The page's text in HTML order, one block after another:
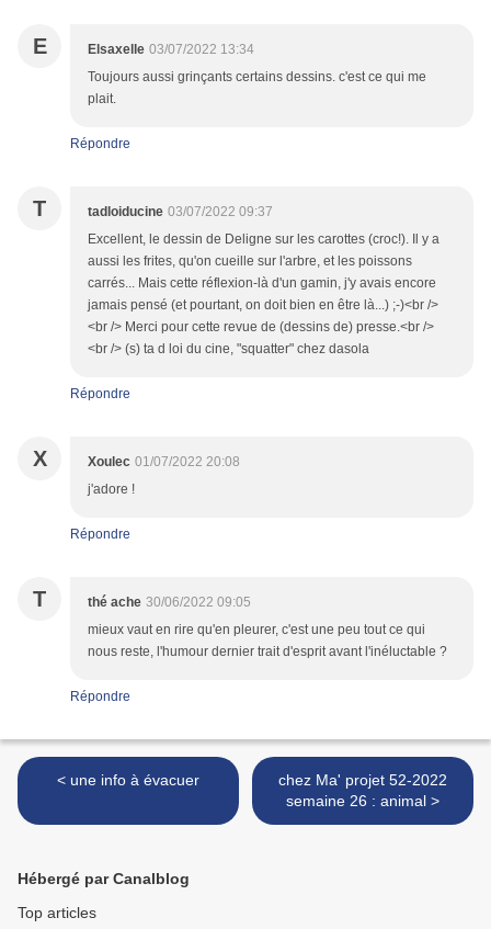
E Elsaxelle 03/07/2022 13:34
Toujours aussi grinçants certains dessins. c'est ce qui me
plait.
Répondre
T tadloiducine 03/07/2022 09:37
Excellent, le dessin de Deligne sur les carottes (croc!). Il y a
aussi les frites, qu'on cueille sur l'arbre, et les poissons
carrés... Mais cette réflexion-là d'un gamin, j'y avais encore
jamais pensé (et pourtant, on doit bien en être là...) ;-)<br />
<br /> Merci pour cette revue de (dessins de) presse.<br />
<br /> (s) ta d loi du cine, "squatter" chez dasola
Répondre
X Xoulec 01/07/2022 20:08
j'adore !
Répondre
T thé ache 30/06/2022 09:05
mieux vaut en rire qu'en pleurer, c'est une peu tout ce qui
nous reste, l'humour dernier trait d'esprit avant l'inéluctable ?
Répondre
< une info à évacuer
chez Ma' projet 52-2022
semaine 26 : animal >
Hébergé par Canalblog
Top articles